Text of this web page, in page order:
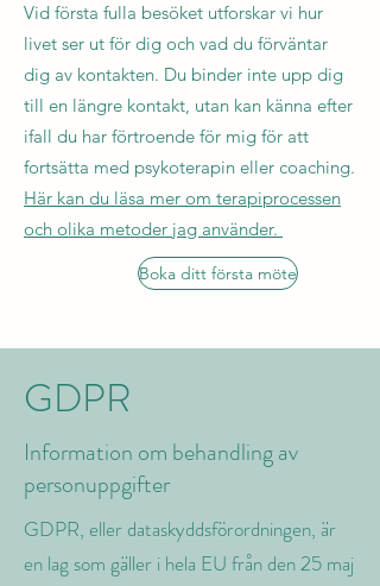
Vid första fulla besöket utforskar vi hur
livet ser ut för dig och vad du förväntar
dig av kontakten. Du binder inte upp dig
till en längre kontakt, utan kan känna efter
ifall du har förtroende för mig för att
fortsätta med psykoterapin eller coaching.
Här kan du läsa mer om terapiprocessen
och olika metoder jag använder.
Boka ditt första möte
GDPR
Information om behandling av
personuppgifter
GDPR, eller dataskyddsförordningen, är
en lag som gäller i hela EU från den 25 maj